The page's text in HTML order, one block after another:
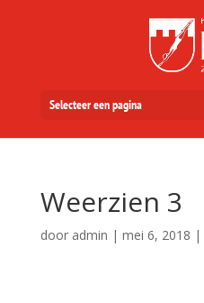
Selecteer een pagina
Weerzien 3
door admin | mei 6, 2018 |